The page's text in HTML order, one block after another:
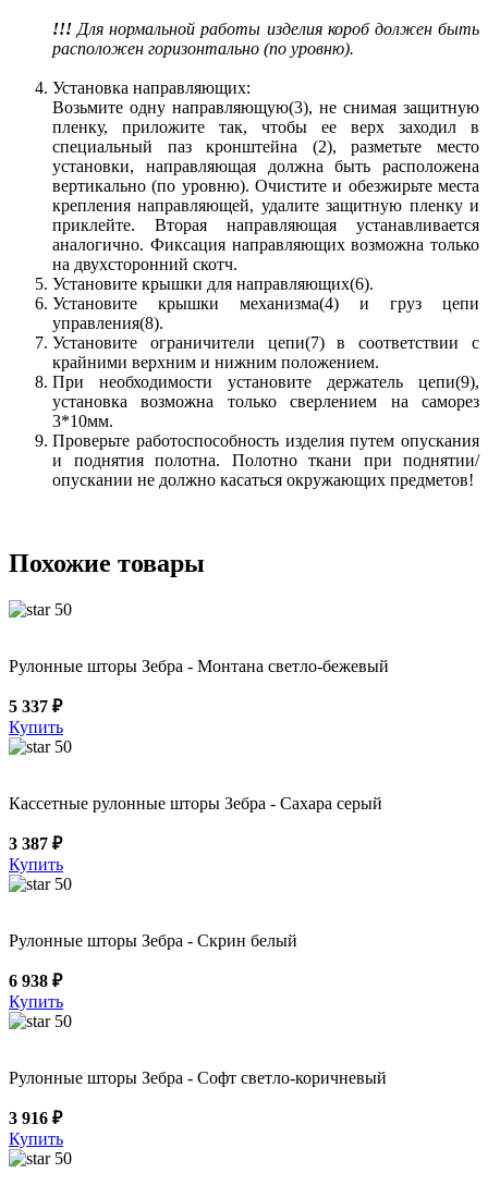
!!! Для нормальной работы изделия короб должен быть
расположен горизонтально (по уровню).
Установка направляющих:
Возьмите одну направляющую(3), не снимая защитную
пленку, приложите так, чтобы ее верх заходил в
специальный паз кронштейна (2), разметьте место
установки, направляющая должна быть расположена
вертикально (по уровню). Очистите и обезжирьте места
крепления направляющей, удалите защитную пленку и
приклейте. Вторая направляющая устанавливается
аналогично. Фиксация направляющих возможна только
на двухсторонний скотч.
Установите крышки для направляющих(6).
Установите крышки механизма(4) и груз цепи
управления(8).
Установите ограничители цепи(7) в соответствии с
крайними верхним и нижним положением.
При необходимости установите держатель цепи(9),
установка возможна только сверлением на саморез
3*10мм.
Проверьте работоспособность изделия путем опускания
и поднятия полотна. Полотно ткани при поднятии/
опускании не должно касаться окружающих предметов!
Похожие товары
50
Рулонные шторы Зебра - Монтана светло-бежевый
5 337 ₽
Купить
50
Кассетные рулонные шторы Зебра - Сахара серый
3 387 ₽
Купить
50
Рулонные шторы Зебра - Скрин белый
6 938 ₽
Купить
50
Рулонные шторы Зебра - Софт светло-коричневый
3 916 ₽
Купить
50